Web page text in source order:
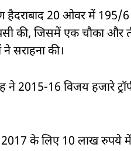
हैदराबाद 20 ओवर में 195/
की, जिसमें एक चौका और
सराहना की।
2015-16 विजय हजारे
के लिए 10 लाख रुपये